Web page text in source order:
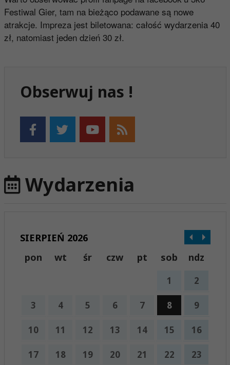
Festiwal Gier, tam na bieżąco podawane są nowe
atrakcje. Impreza jest biletowana: całość wydarzenia 40
zł, natomiast jeden dzień 30 zł.
Obserwuj nas !
Wydarzenia
SIERPIEŃ 2026
pon
wt śr czw pt sob ndz
1 2
3 4 5 6 7 8 9
10 11 12 13 14 15 16
17 18 19 20 21 22 23